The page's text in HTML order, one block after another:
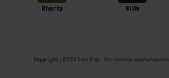
Riverty Billie
Copyright ; 2026 Ome Dick . Alle rechten voorbehouden